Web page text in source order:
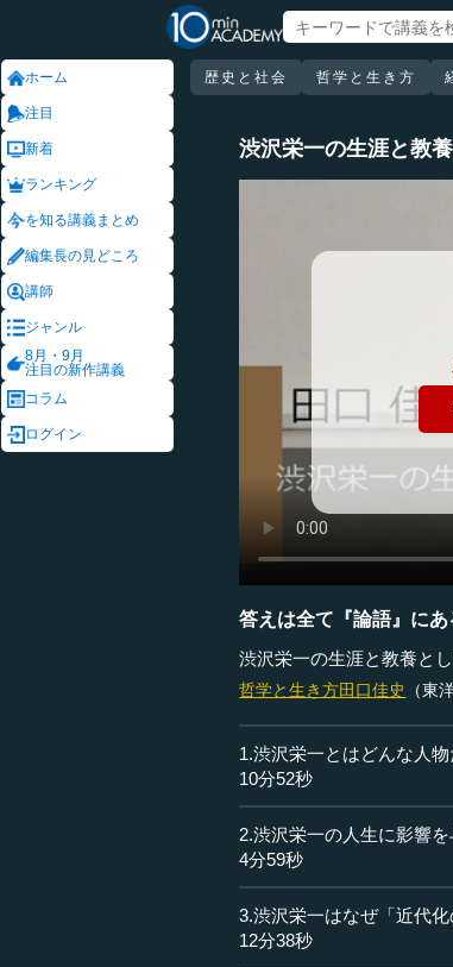
ホーム
注目
新着
ランキング
を知る講義まとめ
編集長の見どころ
講師
ジャンル
8月・9月
注目の新作講義
コラム
ログイン
歴史と社会 哲学と生き方
渋沢栄一の生涯と教
答えは全て『論語』に
渋沢栄一の生涯と教養と
哲学と生き方田口佳史 （東
1.渋沢栄一とはどんな人
10分52秒
2.渋沢栄一の人生に影響
4分59秒
3.渋沢栄一はなぜ「近代
12分38秒